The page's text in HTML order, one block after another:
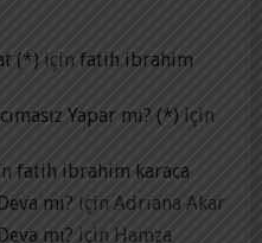
(*) için fatih ibrahim
Yapar mı? (*) için
fatih ibrahim karaca
mı? için Adrıana Akar
mı? için Hamza